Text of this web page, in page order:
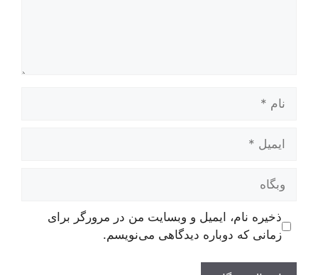
ایمیل
وبگاه
ذخیره نام، ایمیل و وبسایت من در مرورگر برای
زمانی که دوباره دیدگاهی می‌نویسم.